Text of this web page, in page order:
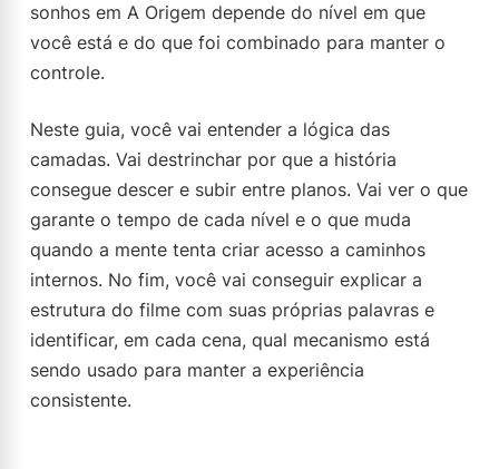
sonhos em A Origem depende do nível em que
você está e do que foi combinado para manter o
controle.
Neste guia, você vai entender a lógica das
camadas. Vai destrinchar por que a história
consegue descer e subir entre planos. Vai ver o que
garante o tempo de cada nível e o que muda
quando a mente tenta criar acesso a caminhos
internos. No fim, você vai conseguir explicar a
estrutura do filme com suas próprias palavras e
identificar, em cada cena, qual mecanismo está
sendo usado para manter a experiência
consistente.